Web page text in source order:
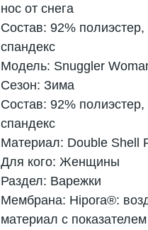
нос от снега
Состав: 92%
спандекс
Модель: Snuggler
Сезон: Зима
Состав: 92%
спандекс
Материал: Double Shell
Для кого: Женщины
Раздел: Варежки
Мембрана: Hipora®:
материал с